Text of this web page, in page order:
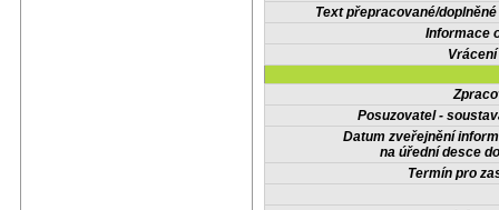
Text přepracované/
Informace
Posuzovatel -
Datum zveřejnění
na úřední desce
Termín pro